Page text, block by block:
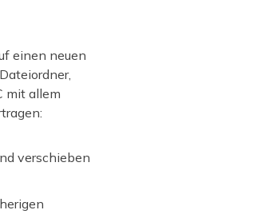
einen neuen
mit allem
verschieben